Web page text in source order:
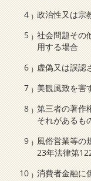
政治性又は宗
社会問題その
用する場合
虚偽又は誤認
美観風致を害
第三者の著作
それがあるも
風俗営業等の
23年法律第
消費者金融に